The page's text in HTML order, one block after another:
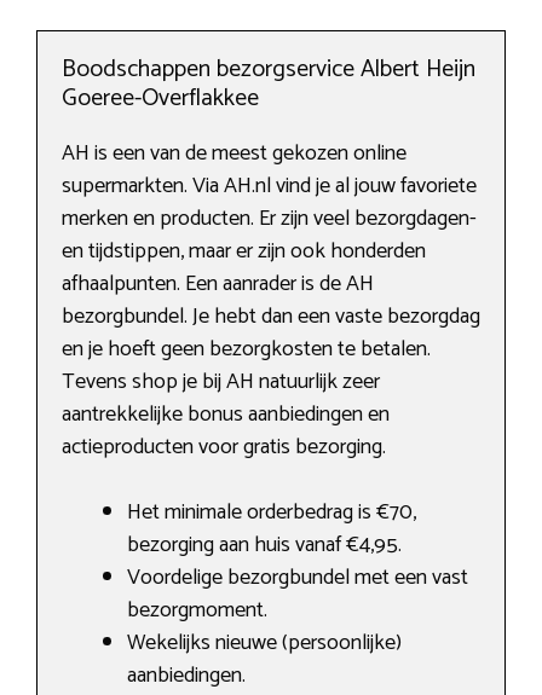
Boodschappen bezorgservice Albert Heijn
Goeree-Overflakkee
AH is een van de meest gekozen online
supermarkten. Via AH.nl vind je al jouw favoriete
merken en producten. Er zijn veel bezorgdagen-
en tijdstippen, maar er zijn ook honderden
afhaalpunten. Een aanrader is de AH
bezorgbundel. Je hebt dan een vaste bezorgdag
en je hoeft geen bezorgkosten te betalen.
Tevens shop je bij AH natuurlijk zeer
aantrekkelijke bonus aanbiedingen en
actieproducten voor gratis bezorging.
Het minimale orderbedrag is €70,
bezorging aan huis vanaf €4,95.
Voordelige bezorgbundel met een vast
bezorgmoment.
Wekelijks nieuwe (persoonlijke)
aanbiedingen.